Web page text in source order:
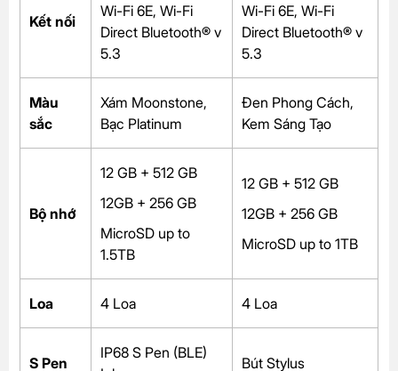
Kết nối
Wi-Fi 6E, Wi-Fi
Direct Bluetooth® v
5.3
Wi-Fi 6E, Wi-Fi
Direct Bluetooth® v
5.3
Màu
sắc
Xám Moonstone,
Bạc Platinum
Đen Phong Cách,
Kem Sáng Tạo
Bộ nhớ
12 GB + 512 GB
12GB + 256 GB
MicroSD up to
1.5TB
12 GB + 512 GB
12GB + 256 GB
MicroSD up to 1TB
Loa 4 Loa 4 Loa
S Pen
IP68 S Pen (BLE)
Bút Stylus